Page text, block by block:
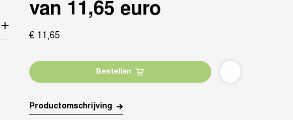
van 11,65 euro
€ 11,65
Bestellen
Productomschrijving